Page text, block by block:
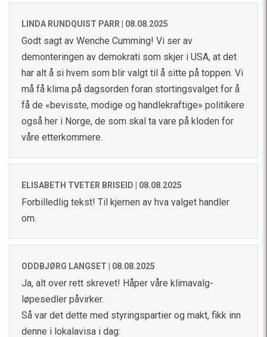
LINDA RUNDQUIST PARR | 08.08.2025
Godt sagt av Wenche Cumming! Vi ser av
demonteringen av demokrati som skjer i USA, at det
har alt å si hvem som blir valgt til å sitte på toppen. Vi
må få klima på dagsorden foran stortingsvalget for å
få de «bevisste, modige og handlekraftige» politikere
også her i Norge, de som skal ta vare på kloden for
våre etterkommere.
ELISABETH TVETER BRISEID | 08.08.2025
Forbilledlig tekst! Til kjernen av hva valget handler
om.
ODDBJØRG LANGSET | 08.08.2025
Ja, alt over rett skrevet! Håper våre klimavalg-
løpesedler påvirker.
Så var det dette med styringspartier og makt, fikk inn
denne i lokalavisa i dag: